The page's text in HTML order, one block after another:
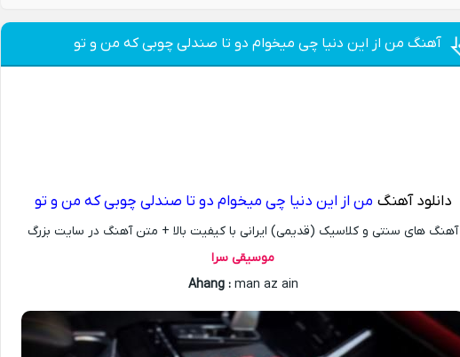
آهنگ من از اين دنيا چی ميخوام دو تا صندلی چوبی که من و تو
دانلود آهنگ من از اين دنيا چی ميخوام دو تا صندلی چوبی که من و تو
آهنگ های سنتی و کلاسیک (قدیمی) ایرانی با کیفیت بالا + متن آهنگ در سایت بزرگ
موسیقی سرا
Ahang :man az ain